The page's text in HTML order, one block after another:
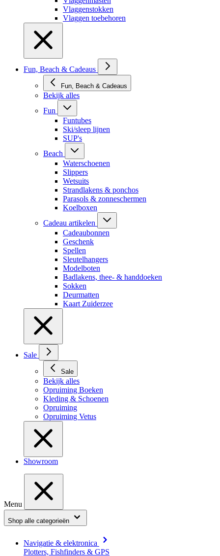
Vlaggenstokken
Vlaggen toebehoren
Fun, Beach & Cadeaus
Fun, Beach & Cadeaus
Bekijk alles
Fun
Funtubes
Ski/sleep lijnen
SUP's
Beach
Waterschoenen
Slippers
Wetsuits
Strandlakens & ponchos
Parasols & zonneschermen
Koelboxen
Cadeau artikelen
Cadeaubonnen
Geschenk
Spellen
Sleutelhangers
Modelboten
Badlakens, thee- & handdoeken
Sokken
Deurmatten
Kaart Zuiderzee
Sale
Sale
Bekijk alles
Opruiming Boeken
Kleding & Schoenen
Opruiming
Opruiming Vetus
Showroom
Menu
Shop alle categorieën
Navigatie & elektronica
Plotters, Fishfinders & GPS